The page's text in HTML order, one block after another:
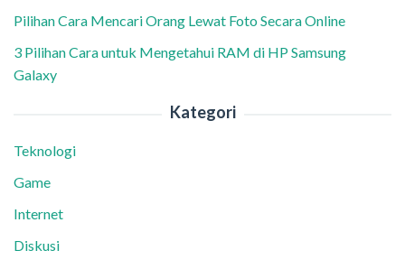
Pilihan Cara Mencari Orang Lewat Foto Secara Online
3 Pilihan Cara untuk Mengetahui RAM di HP Samsung
Galaxy
Kategori
Teknologi
Game
Internet
Diskusi